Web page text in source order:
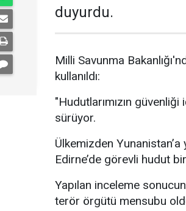
duyurdu.
Milli Savunma
kullanıldı:
"Hudutlarımızın
sürüyor.
Ülkemizden Yunanistan’a
Edirne’de görevli hudut
Yapılan inceleme
terör örgütü mensubu